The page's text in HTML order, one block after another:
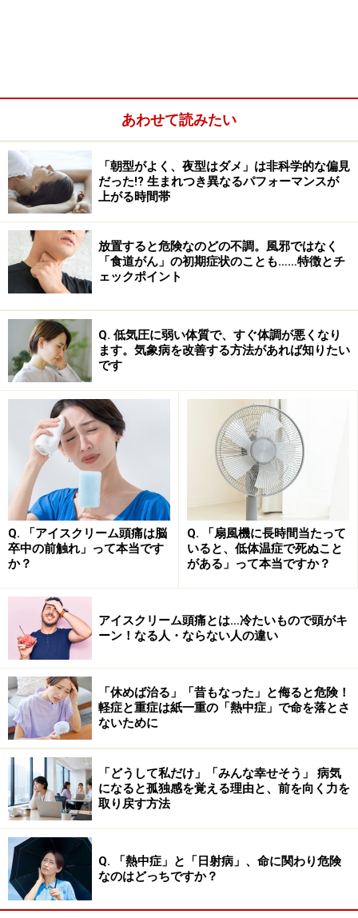
また、大腸菌以外にもブドウ球菌などが増殖しやすく、
カビの中ではクロカビが多いです。特にクロカビは水の
多い場所で繁殖し、低温、乾燥状態になっても生存力が
強いのが特徴で、一旦生えるとなかなか除去ができませ
ん。
抵抗力が弱い赤ちゃんは要注意！
お風呂に潜む菌で起こる病気
赤ちゃんの入浴には衛生面に注意しましょう
生後5カ月までに起こす細菌性髄膜炎の原因として、B群
連鎖球菌と大腸菌が報告されています（※）。そのた
め、生後5カ月までの赤ちゃんは抵抗力が成人と比較す
ると低いです。
大腸菌は新生児では髄膜炎を起こし、ブドウ球菌は皮膚
に水疱などを作る伝染性膿痂疹（でんせんせいのうかし
ん：とびひ）の原因になります。クロカビは胞子が気管
支に侵入することで、喘息などのアレルギーや長引く咳
を引き起こす可能性があります。特に子どもは皮膚も消
化管も弱いので、湿疹や下痢、腹痛などの症状も出やす
いといえるでしょう。またこれらの細菌・カビは、いず
あわせて読みたい
「朝型がよく、夜型はダメ」は非科学的な偏見
だった!? 生まれつき異なるパフォーマンスが
上がる時間帯
放置すると危険なのどの不調。風邪ではなく
「食道がん」の初期症状のことも……特徴とチ
ェックポイント
Q. 低気圧に弱い体質で、すぐ体調が悪くなり
ます。気象病を改善する方法があれば知りたい
です
Q. 「アイスクリーム頭痛は脳
卒中の前触れ」って本当です
か？
Q. 「扇風機に長時間当たって
いると、低体温症で死ぬこと
がある」って本当ですか？
アイスクリーム頭痛とは…冷たいもので頭がキ
ーン！なる人・ならない人の違い
「休めば治る」「昔もなった」と侮ると危険！
軽症と重症は紙一重の「熱中症」で命を落とさ
ないために
「どうして私だけ」「みんな幸せそう」 病気
になると孤独感を覚える理由と、前を向く力を
取り戻す方法
Q. 「熱中症」と「日射病」、命に関わり危険
なのはどっちですか？